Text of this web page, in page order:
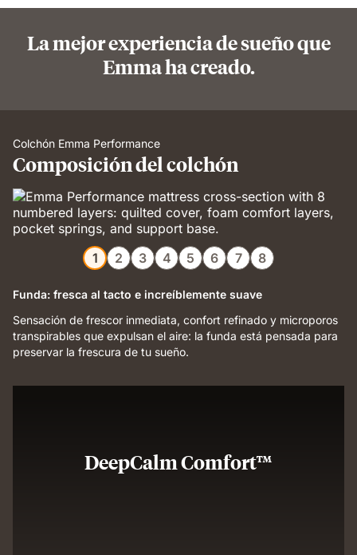
La mejor experiencia de sueño que
Emma ha creado.
Colchón Emma Performance
Composición del colchón
1 2 3 4 5 6 7 8
Funda: fresca al tacto e increíblemente suave
Sensación de frescor inmediata, confort refinado y microporos
transpirables que expulsan el aire: la funda está pensada para
preservar la frescura de tu sueño.
DeepCalm Comfort™